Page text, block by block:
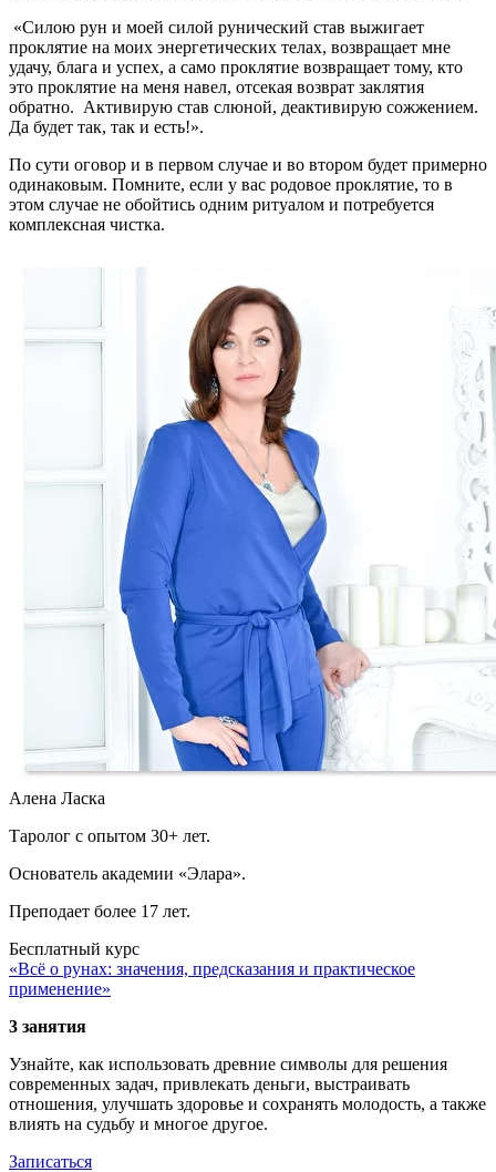
«Силою рун и моей силой рунический став выжигает
проклятие на моих энергетических телах, возвращает мне
удачу, блага и успех, а само проклятие возвращает тому, кто
это проклятие на меня навел, отсекая возврат заклятия
обратно. Активирую став слюной, деактивирую сожжением.
Да будет так, так и есть!».
По сути оговор и в первом случае и во втором будет примерно
одинаковым. Помните, если у вас родовое проклятие, то в
этом случае не обойтись одним ритуалом и потребуется
комплексная чистка.
Алена Ласка
Таролог с опытом 30+ лет.
Основатель академии «Элара».
Преподает более 17 лет.
Бесплатный курс
«Всё о рунах: значения, предсказания и практическое
применение»
3 занятия
Узнайте, как использовать древние символы для решения
современных задач, привлекать деньги, выстраивать
отношения, улучшать здоровье и сохранять молодость, а также
влиять на судьбу и многое другое.
Записаться